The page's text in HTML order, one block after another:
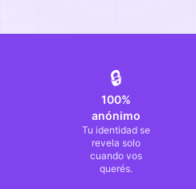
🔒
100%
anónimo
Tu identidad se
revela solo
cuando vos
querés.